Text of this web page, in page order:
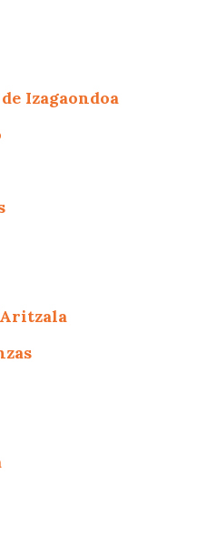
Izagaondoa